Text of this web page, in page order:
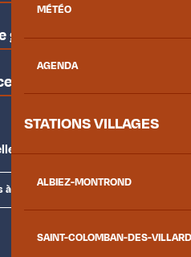
MÉTÉO
AGENDA
STATIONS VILLAGES
ALBIEZ-MONTROND
SAINT-COLOMBAN-DES-
groupes
presse
façon d'explorer la vallée.
à la newsletter